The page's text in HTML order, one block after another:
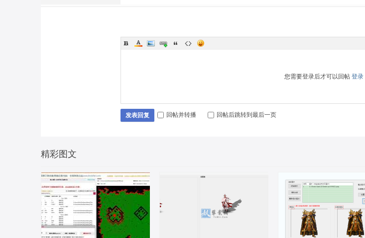
您需要登录后才可以回帖 登录|
发表回复 回帖并转播 回帖后跳转到最后一页
精彩图文